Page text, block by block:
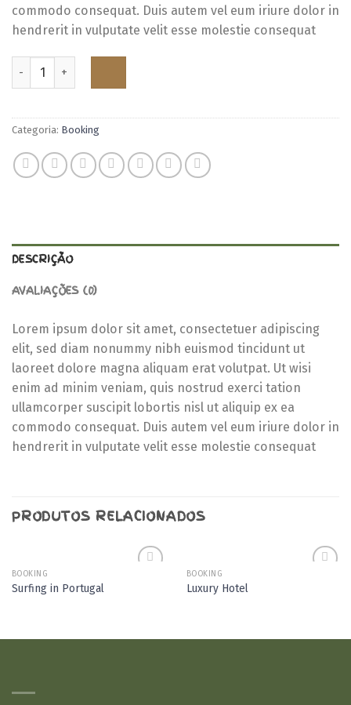
commodo consequat. Duis autem vel eum iriure dolor in
hendrerit in vulputate velit esse molestie consequat
Categoria: Booking
DESCRIÇÃO
AVALIAÇÕES (0)
Lorem ipsum dolor sit amet, consectetuer adipiscing
elit, sed diam nonummy nibh euismod tincidunt ut
laoreet dolore magna aliquam erat volutpat. Ut wisi
enim ad minim veniam, quis nostrud exerci tation
ullamcorper suscipit lobortis nisl ut aliquip ex ea
commodo consequat. Duis autem vel eum iriure dolor in
hendrerit in vulputate velit esse molestie consequat
PRODUTOS RELACIONADOS
BOOKING
Surfing in Portugal
BOOKING
Luxury Hotel